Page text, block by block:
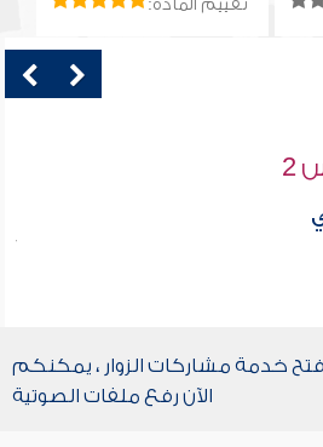
تقييم المادة:
2
خدمة مشاركات الزوار ، يمكنكم
الآن رفع ملفات الصوتية